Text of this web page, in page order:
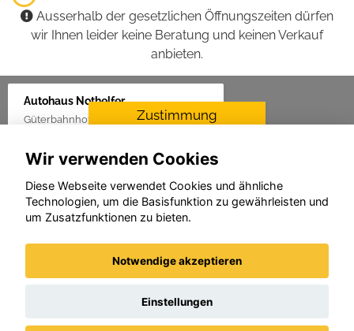
Ausserhalb der gesetzlichen Öffnungszeiten dürfen
wir Ihnen leider keine Beratung und keinen Verkauf
anbieten.
Autohaus Nothelfer
Güterbahnhof 2, 88416 Ochsenhausen
Zustimmung
Für die Aktivierung der
Navigationsdienste ist Ihre
Zustimmung zu den
Datenschutzrichtlinien vom
Zustimmen und
aktivieren
Wir verwenden Cookies
Diese Webseite verwendet Cookies und ähnliche
Technologien, um die Basisfunktion zu gewährleisten und
um Zusatzfunktionen zu bieten.
Notwendige akzeptieren
Einstellungen